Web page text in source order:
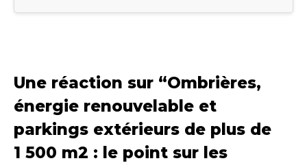
Une réaction sur “Ombrières,
énergie renouvelable et
parkings extérieurs de plus de
1 500 m2 : le point sur les